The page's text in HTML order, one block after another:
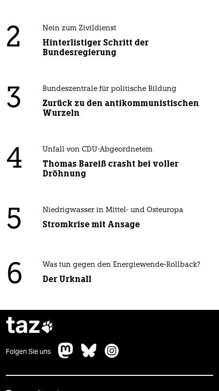
2 Nein zum Zivildienst
Hinterlistiger Schritt der
Bundesregierung
3 Bundeszentrale für politische Bildung
Zurück zu den antikommunistischen
Wurzeln
4 Unfall von CDU-Abgeordnetem
Thomas Bareiß crasht bei voller
Dröhnung
5 Niedrigwasser in Mittel- und Osteuropa
Stromkrise mit Ansage
6 Was tun gegen den Energiewende-Rollback?
Der Urknall
taz
Folgen Sie uns